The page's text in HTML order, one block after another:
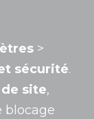
>
sécurité.
site,
blocage